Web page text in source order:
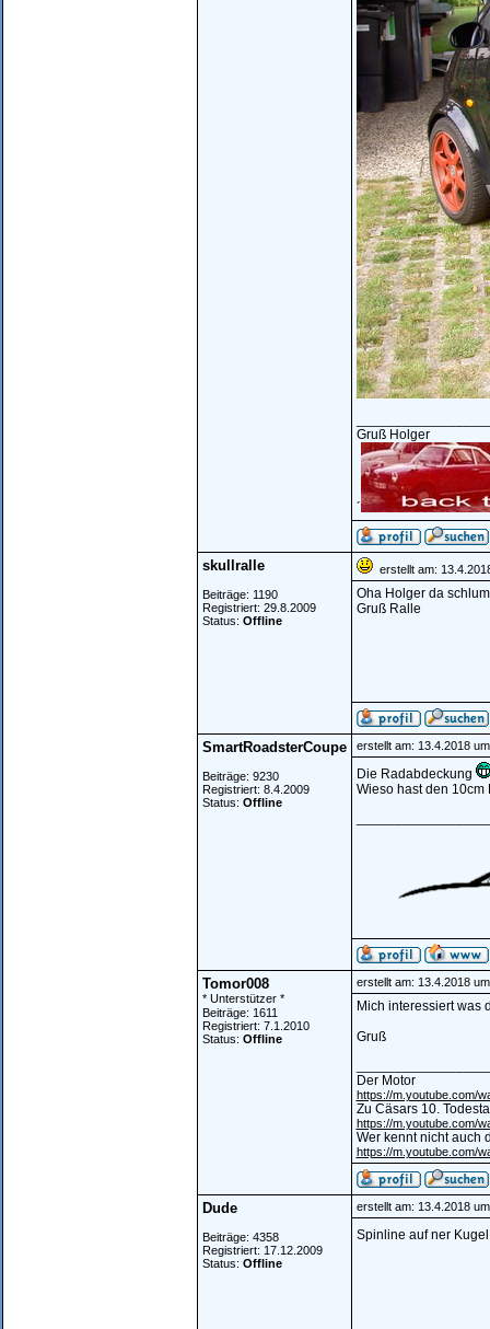
Gruß Holger
´
skullralle
Beiträge: 1190
Registriert: 29.8.2009
Status: Offline
erstellt am:
Oha Holger da
Gruß Ralle
SmartRoadsterCoupe
Beiträge: 9230
Registriert: 8.4.2009
Status: Offline
erstellt am: 13.4.2018
Die Radabdeckung
Wieso hast den 10cm
Tomor008
* Unterstützer *
Beiträge: 1611
Registriert: 7.1.2010
Status: Offline
erstellt am: 13.4.2018
Mich interessiert was
Gruß
Der Motor
https://m.youtube.com/
Zu Cäsars 10.
https://m.youtube.com/
Wer kennt nicht auch
https://m.youtube.com/
Dude
Beiträge: 4358
Registriert: 17.12.2009
Status: Offline
erstellt am: 13.4.2018
Spinline auf ner